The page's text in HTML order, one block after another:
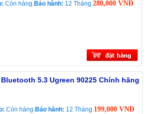
Còn hàng.Bảo hành: 12 Tháng.280,000 VNĐ
5.3 Ugreen 90225 Chính hãng
Còn hàng.Bảo hành: 12 Tháng.199,000 VNĐ